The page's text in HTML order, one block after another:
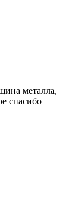
металла,
спасибо